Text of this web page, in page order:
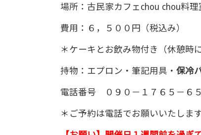
場所：古民家カフェchou chou料理
費用：６，５００円（税込み）
＊ケーキとお飲み物付き（休憩時
持物：エプロン・筆記用具・ 保冷
電話番号 ０９０－１７６５－６
＊ご予約は電話でお願いいたします